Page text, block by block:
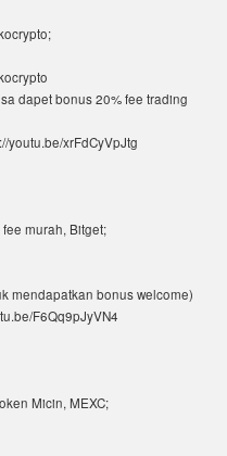
dapet bonus 20% fee trading
youtu.be/xrFdCyVpJtg
murah, Bitget;
mendapatkan bonus welcome)
F6Qq9pJyVN4
Micin, MEXC;